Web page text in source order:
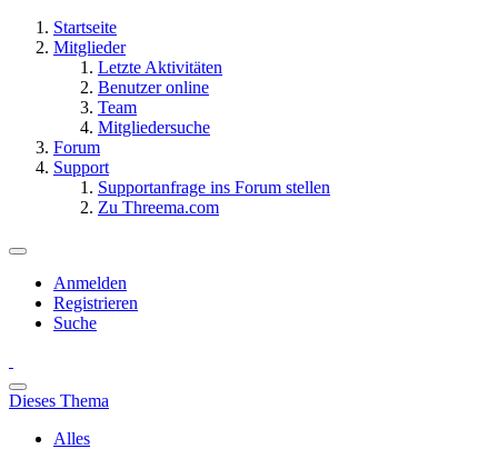
Startseite
Mitglieder
Letzte Aktivitäten
Benutzer online
Team
Mitgliedersuche
Forum
Support
Supportanfrage ins Forum stellen
Zu Threema.com
Anmelden
Registrieren
Suche
Dieses Thema
Alles